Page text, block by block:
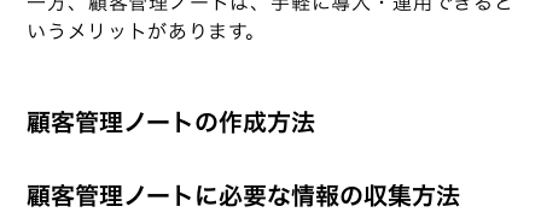
いうメリットがあります。
顧客管理ノートの作成方法
顧客管理ノートに必要な情報の収集方法